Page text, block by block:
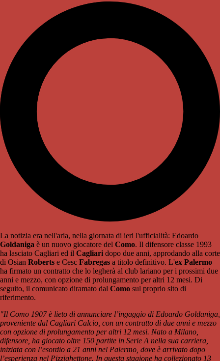
La notizia era nell'aria, nella giornata di ieri l'ufficialità: Edoardo
Goldaniga è un nuovo giocatore del Como. Il difensore classe 1993
ha lasciato Cagliari ed il Cagliari dopo due anni, approdando alla corte
di Osian Roberts e Cesc Fabregas a titolo definitivo. L'ex Palermo
ha firmato un contratto che lo legherà al club lariano per i prossimi due
anni e mezzo, con opzione di prolungamento per altri 12 mesi. Di
seguito, il comunicato diramato dal Como sul proprio sito di
riferimento.
"Il Como 1907 è lieto di annunciare l’ingaggio di Edoardo Goldaniga,
proveniente dal Cagliari Calcio, con un contratto di due anni e mezzo
con opzione di prolungamento per altri 12 mesi. Nato a Milano,
difensore, ha giocato oltre 150 partite in Serie A nella sua carriera,
iniziata con l’esordio a 21 anni nel Palermo, dove è arrivato dopo
l’esperienza nel Pizzighettone. In questa stagione ha collezionato 13